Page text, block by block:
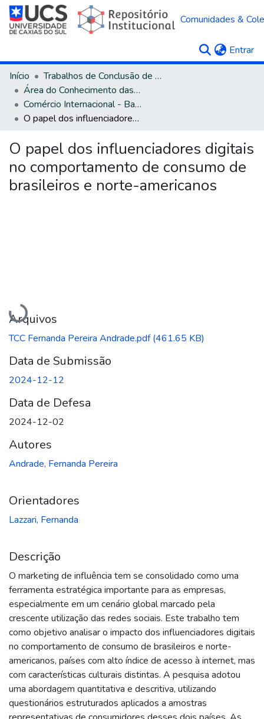
Comunidades &
Entrar
Início
Trabalhos de Conclusão de Curso
Área do Conhecimento das Ciências Sociais Aplicadas
Comércio Internacional - Bacharelado
O papel dos influenciadores digitais no comportamento de consumo de brasileiros e norte-americanos
O papel dos influenciadores digitais
no comportamento de consumo de
brasileiros e norte-americanos
Carregando...
Arquivos
TCC Fernanda Pereira Andrade.pdf(461.65 KB)
Data de Submissão
2024-12-12
Data de Defesa
2024-12-02
Autores
Andrade, Fernanda Pereira
Orientadores
Lazzari, Fernanda
Descrição
O marketing de influência tem se consolidado como uma
ferramenta estratégica importante para as empresas,
especialmente em um cenário global marcado pela
crescente utilização das redes sociais. Este trabalho tem
como objetivo analisar o impacto dos influenciadores digitais
no comportamento de consumo de brasileiros e norte-
americanos, países com alto índice de acesso à internet, mas
com características culturais distintas. A pesquisa adotou
uma abordagem quantitativa e descritiva, utilizando
questionários estruturados aplicados a amostras